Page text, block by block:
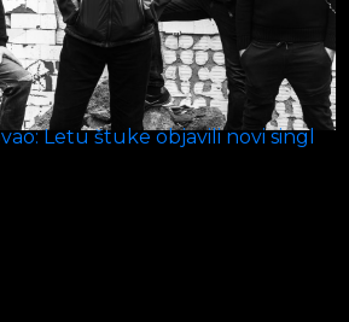
Letu štuke objavili novi singl